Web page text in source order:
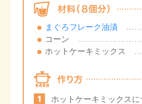
まぐろフレーク油漬
コーン
ホットケーキミックス
ホットケーキミックス